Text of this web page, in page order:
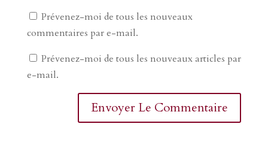
Prévenez-moi de tous les nouveaux
commentaires par e-mail.
Prévenez-moi de tous les nouveaux articles par
e-mail.